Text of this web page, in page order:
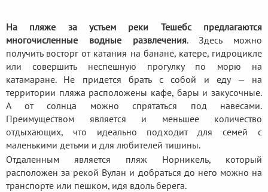
На пляже за устьем реки Тешебс предлагаются
многочисленные водные развлечения. Здесь можно
получить восторг от катания на банане, катере, гидроцикле
или совершить неспешную прогулку по морю на
катамаране. Не придется брать с собой и еду — на
территории пляжа расположены кафе, бары и закусочные.
А от солнца можно спрятаться под навесами.
Преимуществом является и меньшее количество
отдыхающих, что идеально подходит для семей с
маленькими детьми и для любителей тишины.
Отдаленным является пляж Норникель, который
расположен за рекой Вулан и добраться до него можно на
транспорте или пешком, идя вдоль берега.